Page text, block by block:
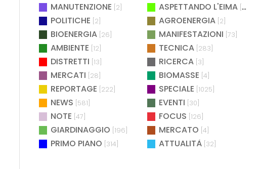
MANUTENZIONE [2] ASPETTANDO L'EIMA [4]
POLITICHE [2] AGROENERGIA [2]
BIOENERGIA [26] MANIFESTAZIONI [73]
AMBIENTE [12] TECNICA [283]
DISTRETTI [13] RICERCA [3]
MERCATI [28] BIOMASSE [4]
REPORTAGE [222] SPECIALE [1025]
NEWS [581] EVENTI [30]
NOTE [47] FOCUS [126]
GIARDINAGGIO [196] MERCATO [4]
PRIMO PIANO [314] ATTUALITÀ [32]